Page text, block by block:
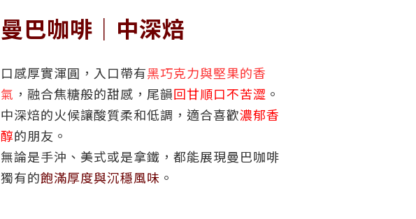
曼巴咖啡｜中深焙
口感厚實渾圓，入口帶有黑巧克力與堅果的香
氣 ，融合焦糖般的甜感，尾韻回甘順口不苦澀 。
中深焙的火候讓酸質柔和低調，適合喜歡濃郁香
醇的朋友。
無論是手沖、美式或是拿鐵，都能展現曼巴咖啡
獨有的飽滿厚度與沉穩風味 。